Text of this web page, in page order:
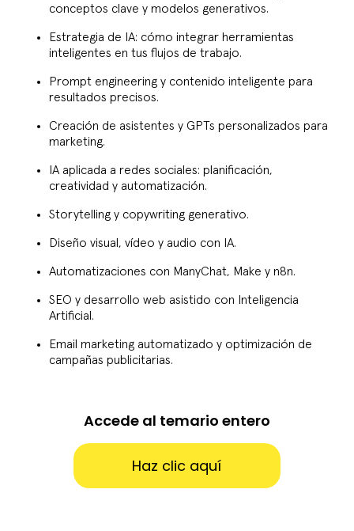
conceptos clave y modelos generativos.
Estrategia de IA: cómo integrar herramientas
inteligentes en tus flujos de trabajo.
Prompt engineering y contenido inteligente para
resultados precisos.
Creación de asistentes y GPTs personalizados para
marketing.
IA aplicada a redes sociales: planificación,
creatividad y automatización.
Storytelling y copywriting generativo.
Diseño visual, vídeo y audio con IA.
Automatizaciones con ManyChat, Make y n8n.
SEO y desarrollo web asistido con Inteligencia
Artificial.
Email marketing automatizado y optimización de
campañas publicitarias.
Accede al temario entero
Haz clic aquí